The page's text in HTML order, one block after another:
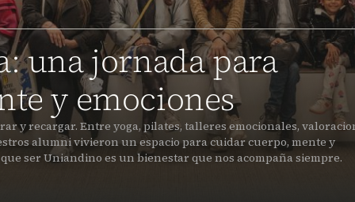
una jornada para
y emociones
y recargar. Entre yoga, pilates, talleres emocionales,
alumni vivieron un espacio para cuidar cuerpo, mente y
ser Uniandino es un bienestar que nos acompaña siempre.